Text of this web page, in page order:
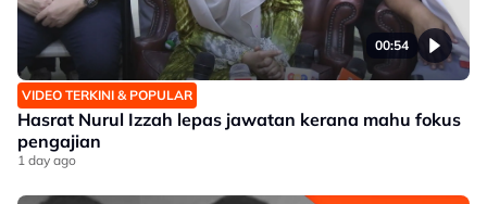
00:54
VIDEO TERKINI & POPULAR
Hasrat Nurul Izzah lepas jawatan kerana mahu fokus
pengajian
1 day ago